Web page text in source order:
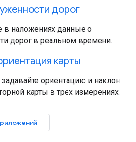
дорог
в наложениях данные о
дорог в реальном времени.
карты
ориентацию и наклон
карты в трех измерениях.